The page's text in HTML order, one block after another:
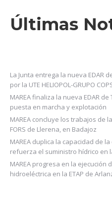
Últimas
La Junta entrega la nueva EDAR
por la UTE HELIOPOL-GRUPO
MAREA finaliza la nueva EDAR
puesta en marcha y explotación
MAREA concluye los trabajos de
FORS de Llerena, en Badajoz
MAREA duplica la capacidad de
refuerza el suministro hídrico en
MAREA progresa en la ejecución
hidroeléctrica en la ETAP de